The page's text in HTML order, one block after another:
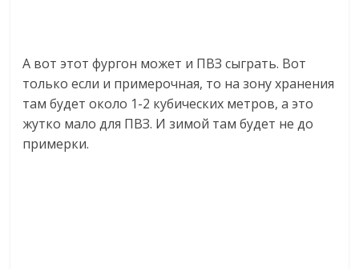
А вот этот фургон может и ПВЗ сыграть. Вот
только если и примерочная, то на зону хранения
там будет около 1-2 кубических метров, а это
жутко мало для ПВЗ. И зимой там будет не до
примерки.